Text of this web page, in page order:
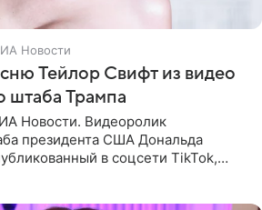
Новости
Тейлор Свифт из видео
штаба Трампа
Новости. Видеоролик
президента США Дональда
в соцсети TikTok,